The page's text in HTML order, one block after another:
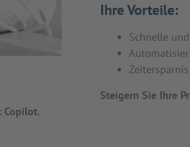
Ihre Vorteile:
Schnelle
Steigern Sie Ihre
Copilot.